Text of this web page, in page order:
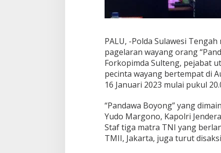
PALU, -Polda Sulawesi
pagelaran wayang orang
Forkopimda Sulteng, pejabat
pecinta wayang bertempat di
16 Januari 2023 mulai pukul
“Pandawa Boyong” yang
Yudo Margono, Kapolri
Staf tiga matra TNI yang
TMII, Jakarta, juga turut